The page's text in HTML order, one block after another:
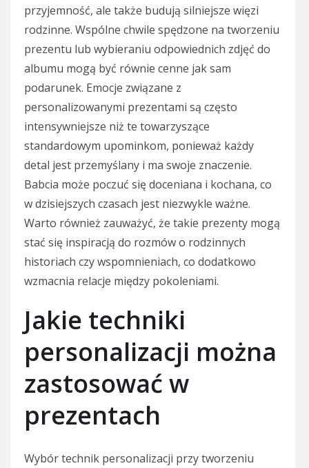
przyjemność, ale także budują silniejsze więzi
rodzinne. Wspólne chwile spędzone na tworzeniu
prezentu lub wybieraniu odpowiednich zdjęć do
albumu mogą być równie cenne jak sam
podarunek. Emocje związane z
personalizowanymi prezentami są często
intensywniejsze niż te towarzyszące
standardowym upominkom, ponieważ każdy
detal jest przemyślany i ma swoje znaczenie.
Babcia może poczuć się doceniana i kochana, co
w dzisiejszych czasach jest niezwykle ważne.
Warto również zauważyć, że takie prezenty mogą
stać się inspiracją do rozmów o rodzinnych
historiach czy wspomnieniach, co dodatkowo
wzmacnia relacje między pokoleniami.
Jakie techniki
personalizacji można
zastosować w
prezentach
Wybór technik personalizacji przy tworzeniu